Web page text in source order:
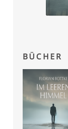
BÜCHER